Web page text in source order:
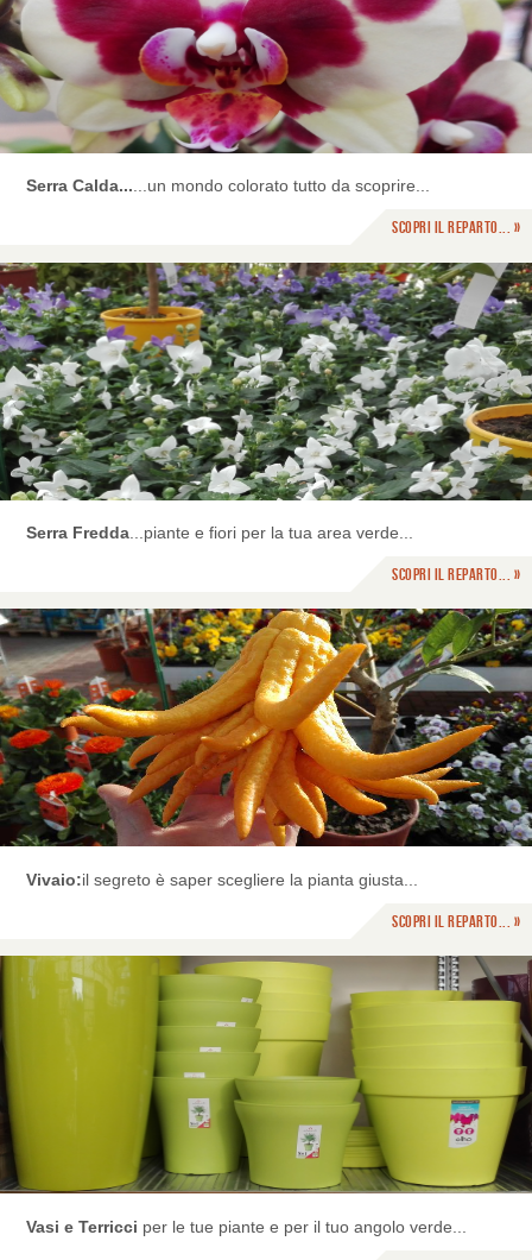
Serra Calda......un mondo colorato tutto da scoprire...
Scopri il reparto... »
Serra Fredda...piante e fiori per la tua area verde...
Scopri il reparto... »
Vivaio:il segreto è saper scegliere la pianta giusta...
Scopri il reparto... »
Vasi e Terricci per le tue piante e per il tuo angolo verde...